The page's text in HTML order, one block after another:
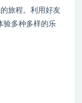
旅程。利用好友
验多种多样的乐